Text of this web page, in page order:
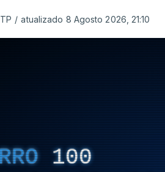
/ atualizado 8 Agosto 2026, 21:10
100